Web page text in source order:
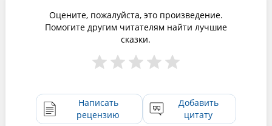
Оцените, пожалуйста, это произведение.
Помогите другим читателям найти лучшие
сказки.
Написать
рецензию
Добавить
цитату